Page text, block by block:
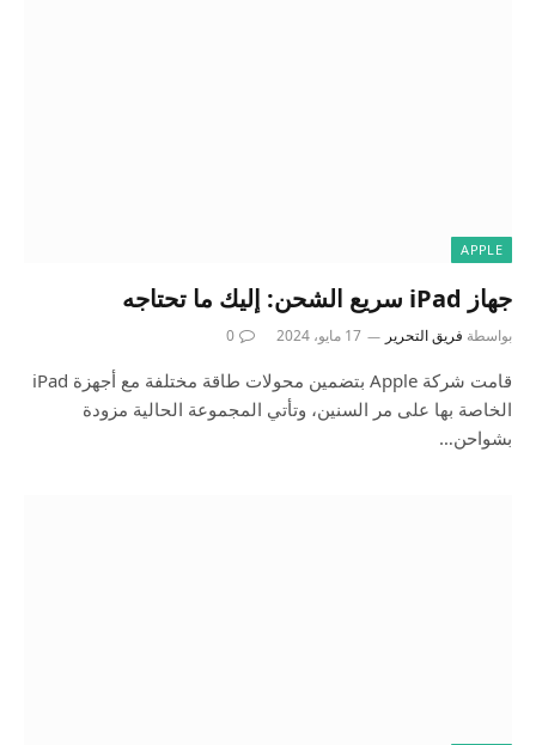
APPLE
جهاز iPad سريع الشحن: إليك ما تحتاجه
بواسطة فريق التحرير 17 مايو، 2024 0
قامت شركة Apple بتضمين محولات طاقة مختلفة مع أجهزة iPad
الخاصة بها على مر السنين، وتأتي المجموعة الحالية مزودة
بشواحن…